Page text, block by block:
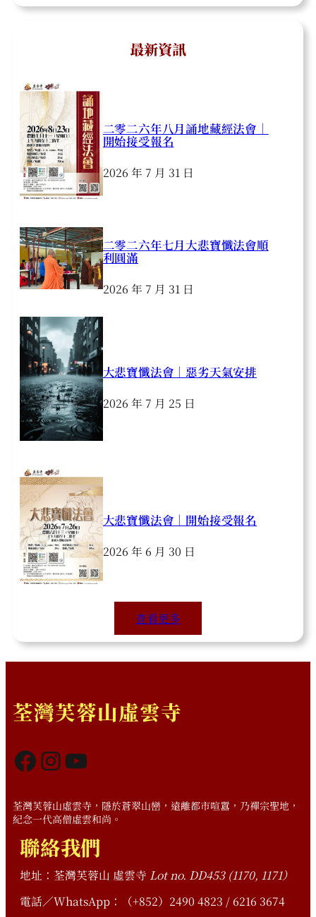
最新資訊
二零二六年八月誦地藏經法會｜
開始接受報名
2026 年 7 月 31 日
二零二六年七月大悲寶懺法會順
利圓滿
2026 年 7 月 31 日
大悲寶懺法會｜惡劣天氣安排
2026 年 7 月 25 日
大悲寶懺法會｜開始接受報名
2026 年 6 月 30 日
查看更多
荃灣芙蓉山虛雲寺
Facebook InstagramYouTube
荃灣芙蓉山虛雲寺，隱於蒼翠山巒，遠離都市喧囂，乃禪宗聖地，
紀念一代高僧虛雲和尚。
聯絡我們
地址：荃灣芙蓉山 虛雲寺 Lot no. DD453 (1170, 1171）
電話／WhatsApp：（+852）2490 4823 / 6216 3674